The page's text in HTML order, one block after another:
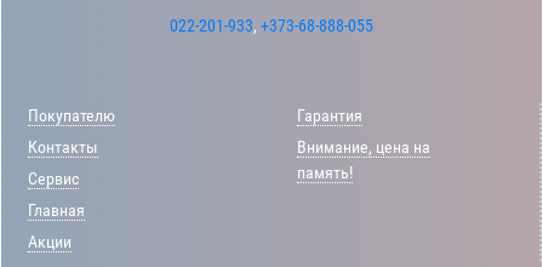
022-201-933, +373-68-888-055
Покупателю
Контакты
Сервис
Главная
Акции
Гарантия
Внимание, цена на
память!